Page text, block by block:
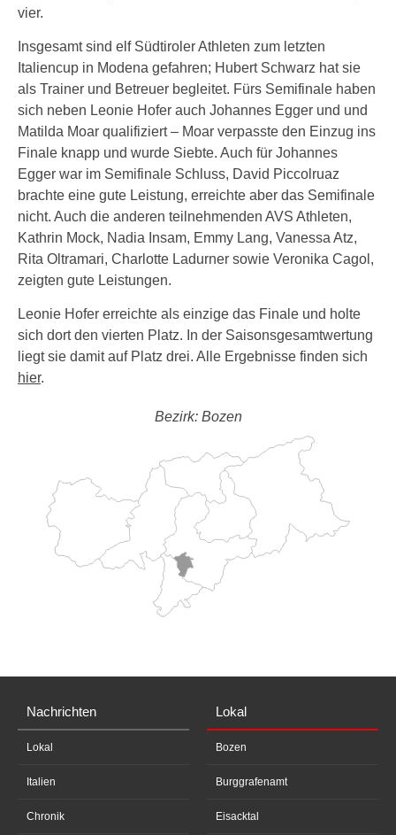
vier.
Insgesamt sind elf Südtiroler Athleten zum letzten
Italiencup in Modena gefahren; Hubert Schwarz hat sie
als Trainer und Betreuer begleitet. Fürs Semifinale haben
sich neben Leonie Hofer auch Johannes Egger und und
Matilda Moar qualifiziert – Moar verpasste den Einzug ins
Finale knapp und wurde Siebte. Auch für Johannes
Egger war im Semifinale Schluss, David Piccolruaz
brachte eine gute Leistung, erreichte aber das Semifinale
nicht. Auch die anderen teilnehmenden AVS Athleten,
Kathrin Mock, Nadia Insam, Emmy Lang, Vanessa Atz,
Rita Oltramari, Charlotte Ladurner sowie Veronika Cagol,
zeigten gute Leistungen.
Leonie Hofer erreichte als einzige das Finale und holte
sich dort den vierten Platz. In der Saisonsgesamtwertung
liegt sie damit auf Platz drei. Alle Ergebnisse finden sich
hier.
Bezirk: Bozen
Nachrichten
Lokal
Italien
Chronik
Lokal
Bozen
Burggrafenamt
Eisacktal